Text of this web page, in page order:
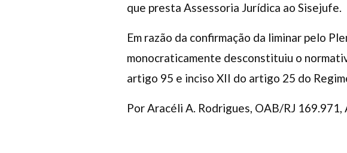
que presta Assessoria Jurídica ao Sisejufe.
Em razão da confirmação da liminar pelo
monocraticamente desconstituiu o
artigo 95 e inciso XII do artigo 25 do
Por Aracéli A. Rodrigues, OAB/RJ